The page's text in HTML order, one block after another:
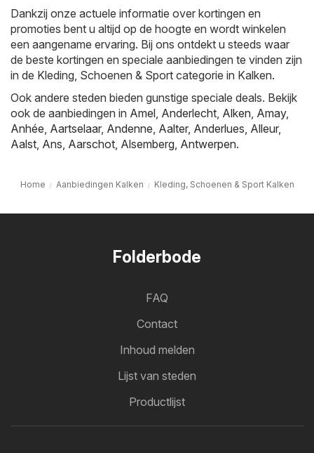
Dankzij onze actuele informatie over kortingen en
promoties bent u altijd op de hoogte en wordt winkelen
een aangename ervaring. Bij ons ontdekt u steeds waar
de beste kortingen en speciale aanbiedingen te vinden zijn
in de Kleding, Schoenen & Sport categorie in Kalken.
Ook andere steden bieden gunstige speciale deals. Bekijk
ook de aanbiedingen in Amel Anderlecht Alken Amay,
Anhée Aartselaar, Andenne Aalter, Anderlues Alleur,
Aalst Ans Aarschot Alsemberg Antwerpen.
Home Aanbiedingen Kalken Kleding, Schoenen & Sport Kalken
Folderbode
FAQ
Contact
Inhoud melden
Lijst van steden
Productlijst